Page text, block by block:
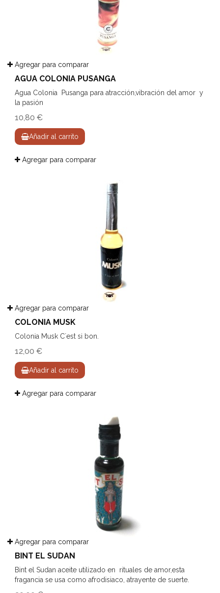
Agregar para comparar
AGUA COLONIA PUSANGA
Agua Colonia Pusanga para atracción,vibración del amor y
la pasión
10,80 €
Añadir al carrito
Agregar para comparar
Agregar para comparar
COLONIA MUSK
Colonia Musk C´est si bon.
12,00 €
Añadir al carrito
Agregar para comparar
Agregar para comparar
BINT EL SUDAN
Bint el Sudan aceite utilizado en rituales de amor,esta
fragancia se usa como afrodisiaco, atrayente de suerte.